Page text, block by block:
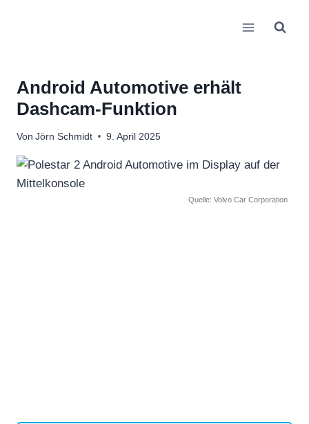
Android Automotive erhält
Dashcam-Funktion
Von Jörn Schmidt 9. April 2025
Quelle: Volvo Car Corporation